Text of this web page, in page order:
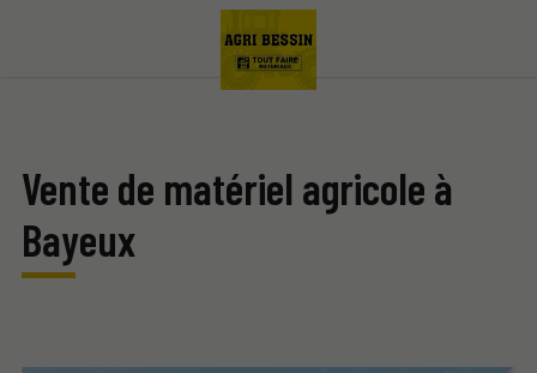
Vente de matériel agricole à
Bayeux